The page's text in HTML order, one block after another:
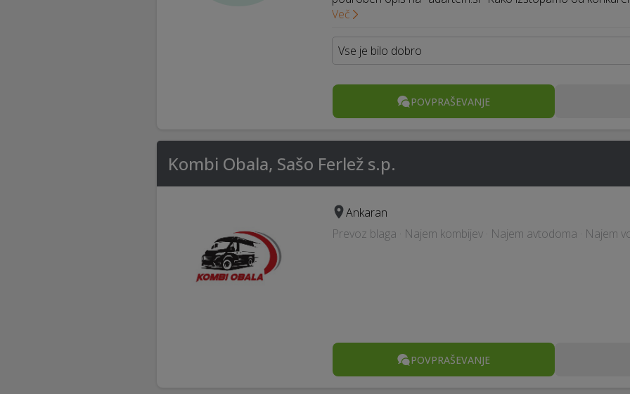
Več
Vse je bilo dobro
POVPRAŠEVANJE
Kombi Obala, Sašo Ferlež s.p.
Ankaran
Prevoz blaga · Najem kombijev · Najem avtodoma · Najem
POVPRAŠEVANJE